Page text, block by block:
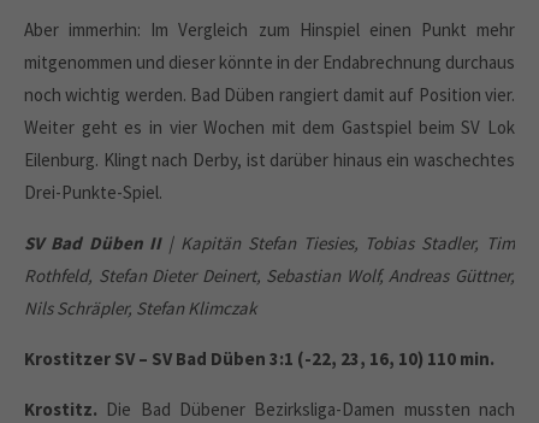
About us
Lorem ipsum dolor sit amet, consectetuer adipiscing elit.
Aenean commodo ligula eget dolor. Aenean massa. Cum sociis
natoque penatibus et magnis dis parturient montes, nascetur
ridiculus mus. Donec quam felis, ultricies nec.
Aber immerhin: Im Vergleich zum Hinspiel einen Punkt mehr
mitgenommen und dieser könnte in der Endabrechnung durchaus
noch wichtig werden. Bad Düben rangiert damit auf Position vier.
Weiter geht es in vier Wochen mit dem Gastspiel beim SV Lok
Eilenburg. Klingt nach Derby, ist darüber hinaus ein waschechtes
Drei-Punkte-Spiel.
SV Bad Düben II| Kapitän Stefan Tiesies, Tobias Stadler, Tim
Rothfeld, Stefan Dieter Deinert, Sebastian Wolf, Andreas Güttner,
Nils Schräpler, Stefan Klimczak
Krostitzer SV – SV Bad Düben 3:1 (-22, 23, 16, 10) 110 min.
Krostitz. Die Bad Dübener Bezirksliga-Damen mussten nach